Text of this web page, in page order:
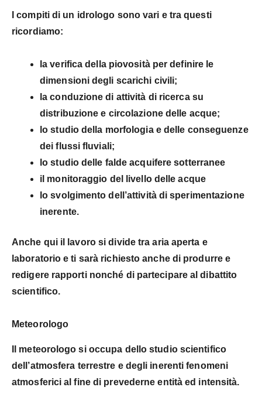
I compiti di un idrologo sono vari e tra questi
ricordiamo:
laverifica della piovositàper definire le
dimensioni degli scarichi civili;
la conduzione di attività di ricercasu
distribuzione e circolazione delle acque;
lostudio della morfologiae delle conseguenze
dei flussi fluviali;
lostudio delle falde acquifere sotterranee
il monitoraggio del livello delle acque
lo svolgimento dell’attività di sperimentazione
inerente.
Anche qui il lavoro si divide tra aria aperta e
laboratorio e ti sarà richiesto anche di produrre e
redigere rapporti nonché di partecipare al dibattito
scientifico.
Meteorologo
Il meteorologo si occupa dello studio scientifico
dell’atmosfera terrestre e degli inerenti fenomeni
atmosferici al fine di prevederne entità ed intensità.